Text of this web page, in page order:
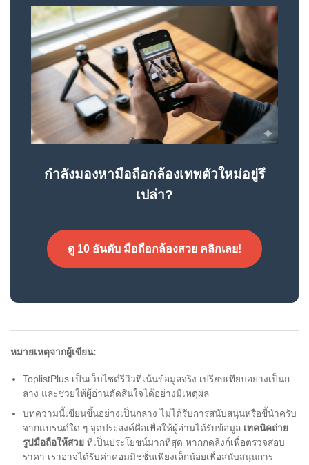
กำลังมองหามือถือกล้องเทพตัวใหม่อยู่รึ
เปล่า?
ดู 10 อันดับ มือถือกล้องสวย คลิกเลย!
หมายเหตุจากผู้เขียน:
ToplistPlus เป็นเว็บไซต์รีวิวที่เน้นข้อมูลจริง เปรียบเทียบอย่างเป็นก
ลาง และช่วยให้ผู้อ่านตัดสินใจได้อย่างมีเหตุผล
บทความนี้เขียนขึ้นอย่างเป็นกลาง ไม่ได้รับการสนับสนุนหรือชี้นำครับ
จากแบรนด์ใด ๆ จุดประสงค์คือเพื่อให้ผู้อ่านได้รับข้อมูล เทคนิคถ่าย
รูปมือถือให้สวยที่เป็นประโยชน์มากที่สุด หากกดลิงก์เพื่อตรวจสอบ
ราคา เราอาจได้รับค่าคอมมิชชั่นเพียงเล็กน้อยเพื่อสนับสนุนการ